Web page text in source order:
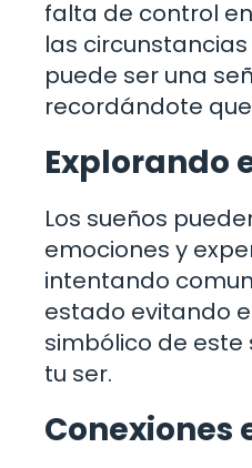
falta de control
las
puede ser una
recordándote
Explorando
Los sueños
emociones y
intentando
estado evitando
simbólico de
tu ser.
Conexiones